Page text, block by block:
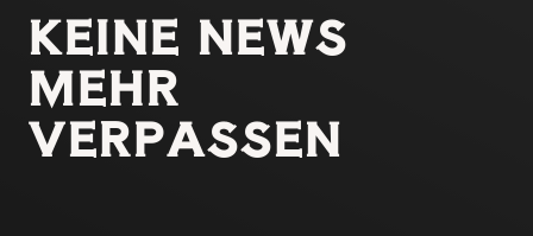
KEINE NEWS
MEHR
VERPASSEN